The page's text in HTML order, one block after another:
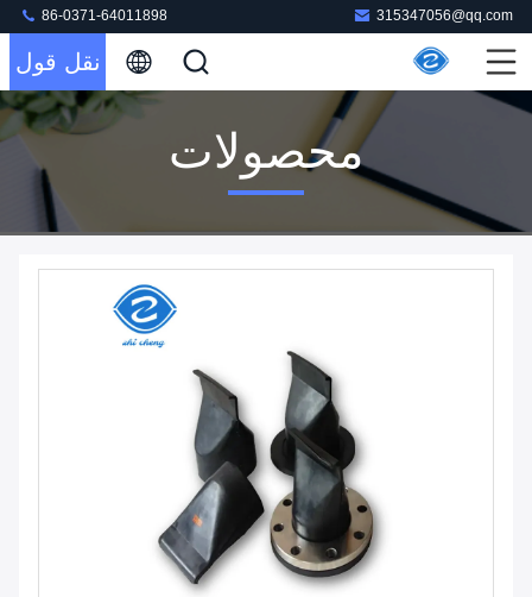
315347056@qq.com
86-0371-64011898
نقل قول
محصولات